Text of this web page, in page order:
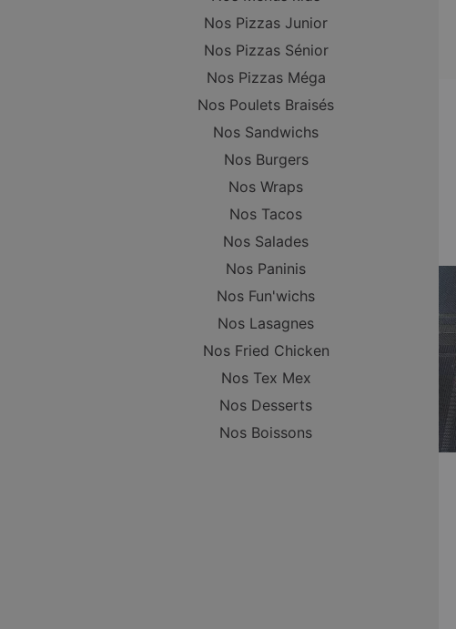
Nos Pizzas Junior
Nos Pizzas Sénior
Nos Pizzas Méga
Nos Poulets Braisés
Nos Sandwichs
Nos Burgers
Nos Wraps
Nos Tacos
Nos Salades
Nos Paninis
Nos Fun'wichs
Nos Lasagnes
Nos Fried Chicken
Nos Tex Mex
Nos Desserts
Nos Boissons